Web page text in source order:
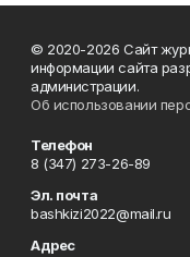
© 2020-2026 Сайт
информации сайта
администрации.
Об использовании
Телефон
8 (347) 273-26-89
Эл. почта
bashkizi2022@mail.ru
Адрес